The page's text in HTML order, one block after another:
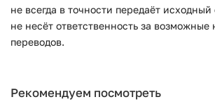
не всегда в точности передаёт
не несёт ответственность за возможные
переводов.
Рекомендуем посмотреть